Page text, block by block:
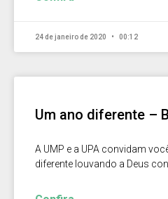
24 de janeiro de 2020 00:12
Um ano diferente –
A UMP e a UPA convidam
diferente louvando a Deus